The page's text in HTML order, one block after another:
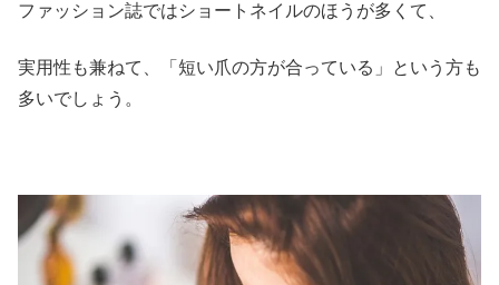
ファッション誌ではショートネイルのほうが多くて、
実用性も兼ねて、「短い爪の方が合っている」という方も
多いでしょう。